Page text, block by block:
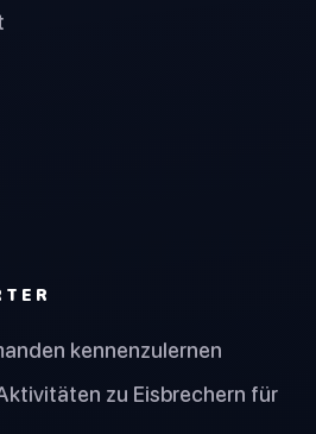
kennenzulernen
zu Eisbrechern für